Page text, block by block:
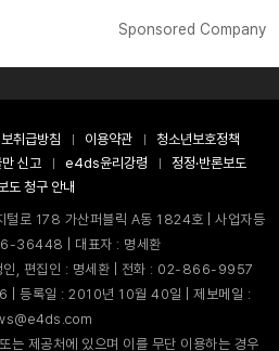
Sponsored Company
취급방침 이용약관
청소년보호정책
신고 e4ds윤리강령
정정·반론보도
도 청구 안내
털로 178 가산퍼블릭 A동 1824호 | 사업자등
36448 | 대표자 : 명세환
인, 편집인 : 명세환 | 전화 : 02-866-9957
| 등록일 : 2010년 10월 40일 | 제보메일 :
는 제공처에 있으며 이를 무단 이용하는 경우